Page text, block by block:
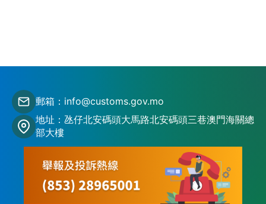
郵箱：info@customs.gov.mo
地址：氹仔北安碼頭大馬路北安碼頭三巷澳門海關總
部大樓